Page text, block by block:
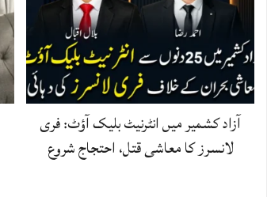
آزاد کشمیر میں انٹرنیٹ بلیک آؤٹ: فری
لانسرز کا معاشی قتل، احتجاج شروع